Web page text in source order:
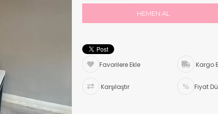
Favorilere Ekle Kargo
Karşılaştır Fiyat